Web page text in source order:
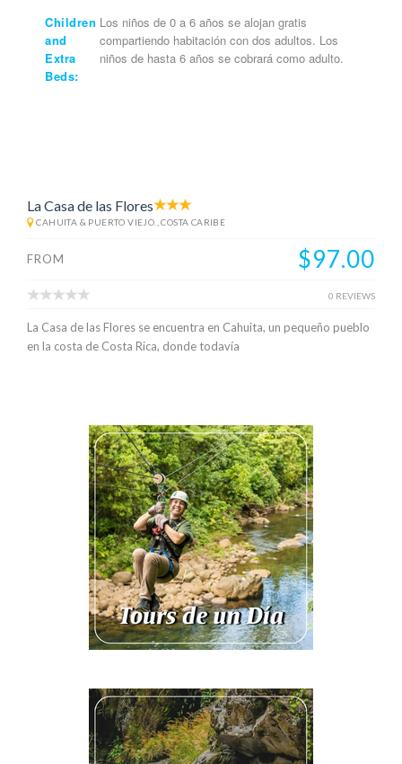
Children
and
Extra
Beds:
Los niños de 0 a 6 años se alojan gratis
compartiendo habitación con dos adultos. Los
niños de hasta 6 años se cobrará como adulto.
La Casa de las Flores
CAHUITA & PUERTO VIEJO., COSTA CARIBE
FROM $97.00
0 REVIEWS
La Casa de las Flores se encuentra en Cahuita, un pequeño pueblo
en la costa de Costa Rica, donde todavía